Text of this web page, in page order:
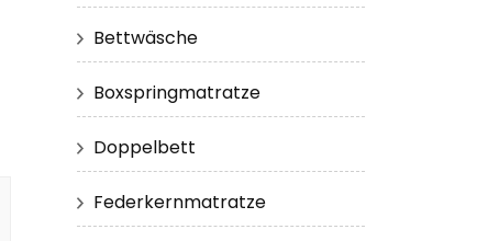
Bettwäsche
Boxspringmatratze
Doppelbett
Federkernmatratze